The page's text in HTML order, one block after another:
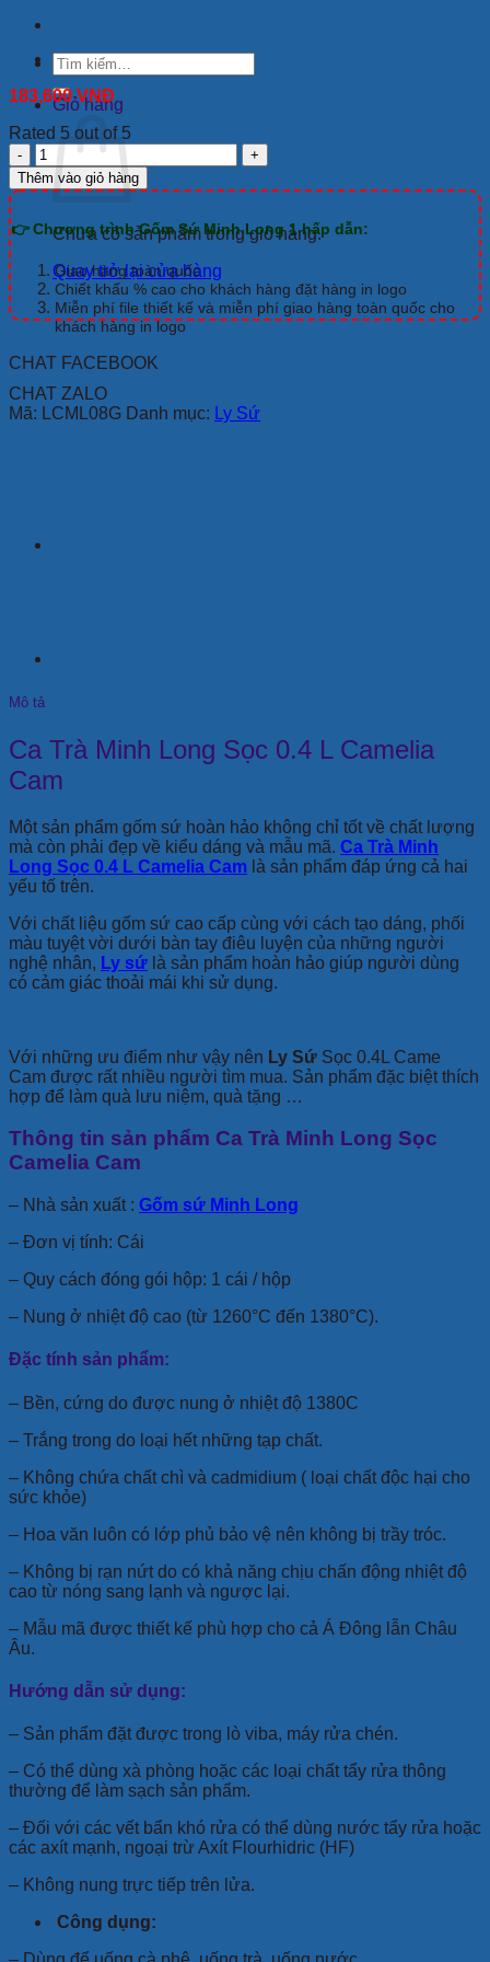
Tìm
kiếm:
Giỏ hàng
Chưa có sản phẩm trong giỏ hàng.
Quay trở lại cửa hàng
183,600VNĐ
Rated 5 out of 5
Ca
Trà
Minh
Sọc
L
Camelia
Cam
Thêm vào giỏ hàng
👉 Chương trình Gốm Sứ Minh Long 1 hấp dẫn:
Giao hàng toàn quốc
Chiết khấu % cao cho khách hàng đặt hàng in logo
Miễn phí file thiết kế và miễn phí giao hàng toàn quốc cho
khách hàng in logo
CHAT FACEBOOK
CHAT ZALO
Mã: LCML08G Danh mục: Ly Sứ
Mô tả
Ca Trà Minh Long Sọc 0.4 L Camelia
Cam
Một sản phẩm gốm sứ hoàn hảo không chỉ tốt về chất lượng
mà còn phải đẹp về kiểu dáng và mẫu mã. Ca Trà Minh
Long Sọc 0.4 L Camelia Cam là sản phẩm đáp ứng cả hai
yếu tố trên.
Với chất liệu gốm sứ cao cấp cùng với cách tạo dáng, phối
màu tuyệt vời dưới bàn tay điêu luyện của những người
nghệ nhân, Ly sứ là sản phẩm hoàn hảo giúp người dùng
có cảm giác thoải mái khi sử dụng.
Với những ưu điểm như vậy nên Ly Sứ Sọc 0.4L Came
Cam được rất nhiều người tìm mua. Sản phẩm đặc biệt thích
hợp để làm quà lưu niệm, quà tặng …
Thông tin sản phẩm Ca Trà Minh Long Sọc
Camelia Cam
– Nhà sản xuất : Gốm sứ Minh Long
– Đơn vị tính: Cái
– Quy cách đóng gói hộp: 1 cái / hộp
– Nung ở nhiệt độ cao (từ 1260°C đến 1380°C).
Đặc tính sản phẩm:
– Bền, cứng do được nung ở nhiệt độ 1380C
– Trắng trong do loại hết những tạp chất.
– Không chứa chất chì và cadmidium ( loại chất độc hại cho
sức khỏe)
– Hoa văn luôn có lớp phủ bảo vệ nên không bị trầy tróc.
– Không bị rạn nứt do có khả năng chịu chấn động nhiệt độ
cao từ nóng sang lạnh và ngược lại.
– Mẫu mã được thiết kế phù hợp cho cả Á Đông lẫn Châu
Âu.
Hướng dẫn sử dụng:
– Sản phẩm đặt được trong lò viba, máy rửa chén.
– Có thể dùng xà phòng hoặc các loại chất tẩy rửa thông
thường để làm sạch sản phẩm.
– Đối với các vết bẩn khó rửa có thể dùng nước tẩy rửa hoặc
các axít mạnh, ngoại trừ Axít Flourhidric (HF)
– Không nung trực tiếp trên lửa.
Công dụng: